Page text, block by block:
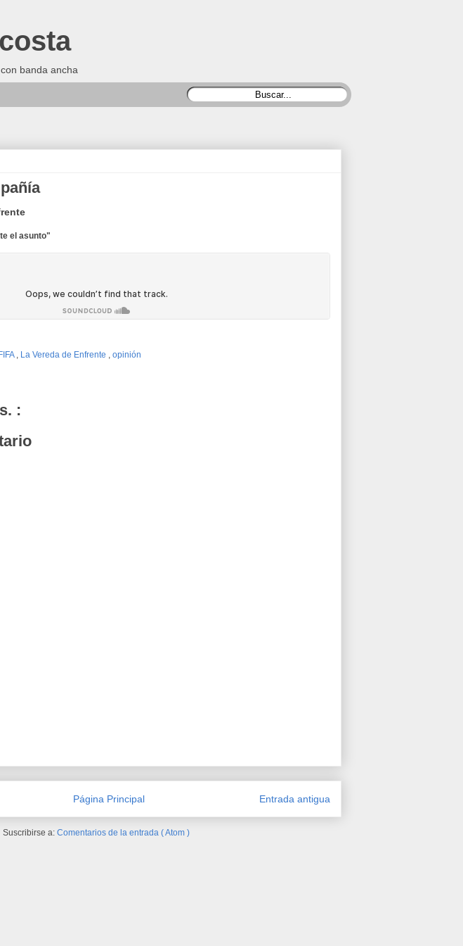
banda ancha
el asunto"
FIFA , La Vereda de Enfrente , opinión
:
Entrada antigua
Página Principal
Suscribirse a: Comentarios de la entrada ( Atom )